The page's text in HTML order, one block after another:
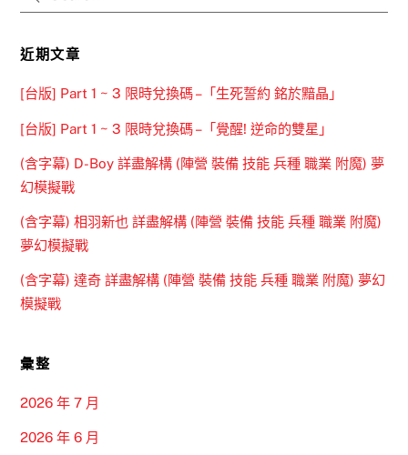
近期文章
[台版] Part 1 ~ 3 限時兌換碼 –「生死誓約 銘於黯晶」
[台版] Part 1 ~ 3 限時兌換碼 –「覺醒! 逆命的雙星」
(含字幕) D-Boy 詳盡解構 (陣營 裝備 技能 兵種 職業 附魔) 夢
幻模擬戰
(含字幕) 相羽新也 詳盡解構 (陣營 裝備 技能 兵種 職業 附魔)
夢幻模擬戰
(含字幕) 達奇 詳盡解構 (陣營 裝備 技能 兵種 職業 附魔) 夢幻
模擬戰
彙整
2026 年 7 月
2026 年 6 月